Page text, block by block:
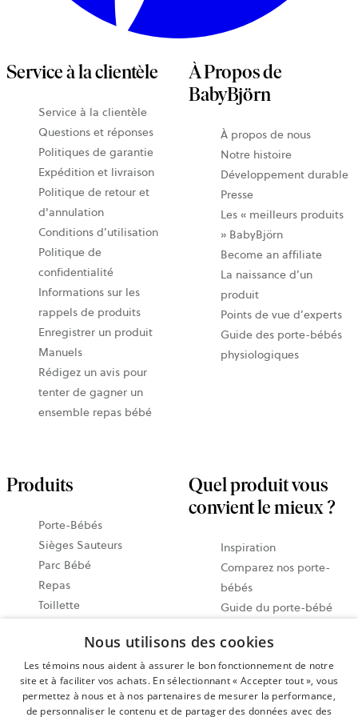
Service à la clientèle
Service à la clientèle
Questions et réponses
Politiques de garantie
Expédition et livraison
Politique de retour et
d'annulation
Conditions d’utilisation
Politique de
confidentialité
Informations sur les
rappels de produits
Enregistrer un produit
Manuels
Rédigez un avis pour
tenter de gagner un
ensemble repas bébé
À Propos de
BabyBjörn
À propos de nous
Notre histoire
Développement durable
Presse
Les « meilleurs produits
» BabyBjörn
Become an affiliate
La naissance d’un
produit
Points de vue d’experts
Guide des porte-bébés
physiologiques
Produits
Porte-Bébés
Sièges Sauteurs
Parc Bébé
Repas
Toillette
Économisez avec des
ensembles
Tous les produits
Quel produit vous
convient le mieux ?
Inspiration
Comparez nos porte-
bébés
Guide du porte-bébé
sauteurs
Guide vidéo
Partagez vos moments
@babybjorn
Nous utilisons des cookies
Les témoins nous aident à assurer le bon fonctionnement de notre
site et à faciliter vos achats. En sélectionnant « Accepter tout », vous
permettez à nous et à nos partenaires de mesurer la performance,
de personnaliser le contenu et de partager des données avec des